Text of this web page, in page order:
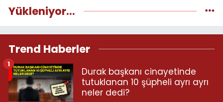
Yükleniyor...
Trend Haberler
Durak başkanı cinayetinde
tutuklanan 10 şüpheli ayrı ayrı
neler dedi?
1